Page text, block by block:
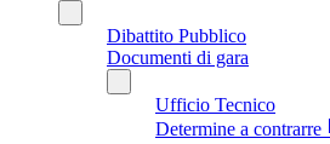
Dibattito Pubblico
Documenti di gara
Ufficio Tecnico
Determine a contrarre